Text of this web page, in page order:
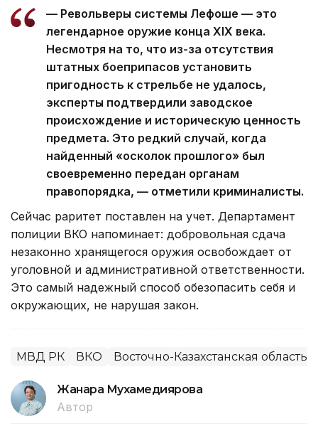
— Револьверы системы Лефоше — это
легендарное оружие конца XIX века.
Несмотря на то, что из-за отсутствия
штатных боеприпасов установить
пригодность к стрельбе не удалось,
эксперты подтвердили заводское
происхождение и историческую ценность
предмета. Это редкий случай, когда
найденный «осколок прошлого» был
своевременно передан органам
правопорядка, — отметили криминалисты.
Сейчас раритет поставлен на учет. Департамент
полиции ВКО напоминает: добровольная сдача
незаконно хранящегося оружия освобождает от
уголовной и административной ответственности.
Это самый надежный способ обезопасить себя и
окружающих, не нарушая закон.
МВД РК ВКО Восточно-Казахстанская область
Жанара Мухамедиярова
Автор